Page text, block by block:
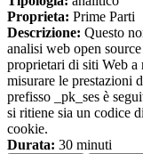
Proprieta: Prime Parti
Descrizione: Questo
analisi web open
proprietari di siti Web a
misurare le prestazioni
prefisso _pk_ses è
si ritiene sia un codice
cookie.
Durata: 30 minuti